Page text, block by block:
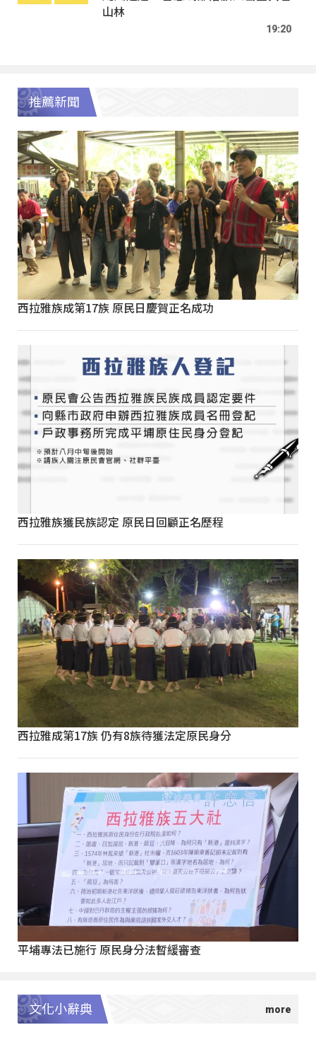
山林
19:20
推薦新聞
西拉雅族成第17族 原民日慶賀正名成功
西拉雅族獲民族認定 原民日回顧正名歷程
西拉雅成第17族 仍有8族待獲法定原民身分
平埔專法已施行 原民身分法暫緩審查
文化小辭典